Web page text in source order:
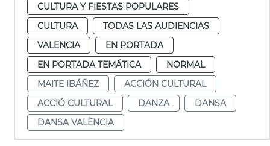
CULTURA Y FIESTAS POPULARES
CULTURA
TODAS LAS AUDIENCIAS
VALENCIA
EN PORTADA
EN PORTADA TEMÁTICA
NORMAL
MAITE IBÁÑEZ
ACCIÓN CULTURAL
ACCIÓ CULTURAL
DANZA
DANSA
DANSA VALÈNCIA